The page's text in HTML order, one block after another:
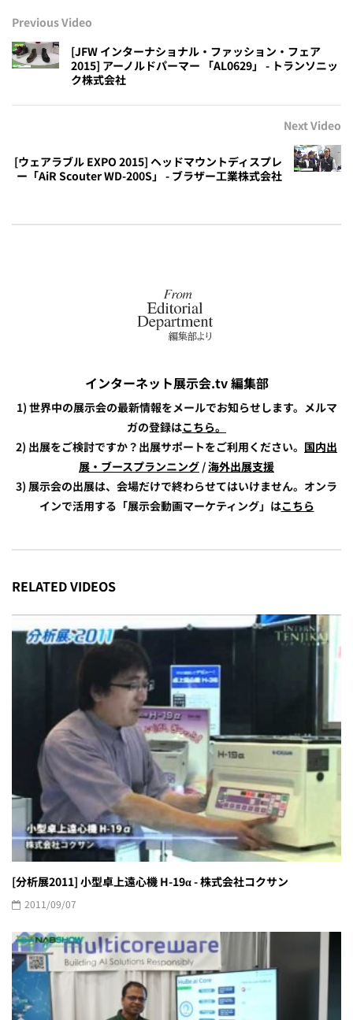
Previous Video
[JFW インターナショナル・ファッション・フェア
2015] アーノルドパーマー 「AL0629」 - トランソニッ
ク株式会社
Next Video
[ウェアラブル EXPO 2015] ヘッドマウントディスプレ
ー「AiR Scouter WD-200S」 - ブラザー工業株式会社
インターネット展示会.tv 編集部
1) 世界中の展示会の最新情報をメールでお知らせします。メルマ
ガの登録はこちら。
2) 出展をご検討ですか？出展サポートをご利用ください。 国内出
展・ブースプランニング /海外出展支援
3) 展示会の出展は、会場だけで終わらせてはいけません。オンラ
インで活用する「展示会動画マーケティング」はこちら
RELATED VIDEOS
[分析展2011] 小型卓上遠心機 H-19α - 株式会社コクサン
2011/09/07